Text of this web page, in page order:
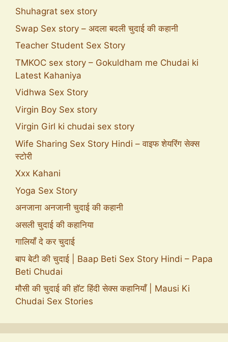
Shuhagrat sex story
Swap Sex story – अदला बदली चुदाई की कहानी
Teacher Student Sex Story
TMKOC sex story – Gokuldham me Chudai ki
Latest Kahaniya
Vidhwa Sex Story
Virgin Boy Sex story
Virgin Girl ki chudai sex story
Wife Sharing Sex Story Hindi – वाइफ शेयरिंग सेक्स
स्टोरी
Xxx Kahani
Yoga Sex Story
अनजाना अनजानी चुदाई की कहानी
असली चुदाई की कहानिया
गालियाँ दे कर चुदाई
बाप बेटी की चुदाई | Baap Beti Sex Story Hindi – Papa
Beti Chudai
मौसी की चुदाई की हॉट हिंदी सेक्स कहानियाँ | Mausi Ki
Chudai Sex Stories